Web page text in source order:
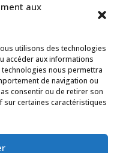
aux
utilisons des technologies
accéder aux informations
nous permettra
de navigation ou
consentir ou de retirer son
sur certaines caractéristiques